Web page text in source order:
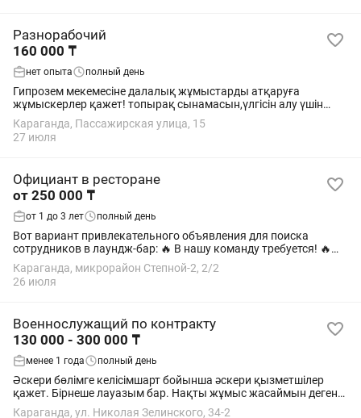
Разнорабочий
160 000 ₸
нет опыта полный день
Гипрозем мекемесіне далалық жұмыстарды атқаруға
жұмыскерлер қажет! топырақ сынамасын,үлгісін алу үшін
командировкаға шығатын жігіттер керек физикалық мықты
жігіттер керек айлық қосымша...
Караганда, Пассажирская улица, 15
27 июля
Официант в ресторане
от 250 000 ₸
от 1 до 3 лет полный день
Вот вариант привлекательного объявления для поиска
сотрудников в лаундж-бар: 🔥 В нашу команду требуется! 🔥
Лаундж-бар приглашает на работу: 🍽 Официанта Грамотная
речь и доброжелательность ...
Караганда, микрорайон Степной-2, 2/2
26 июля
Военнослужащий по контракту
130 000 - 300 000 ₸
менее 1 года полный день
Әскери бөлімге келісімшарт бойынша әскери қызметшілер
қажет. Бірнеше лауазым бар. Нақты жұмыс жасаймын деген
адам номерге хабарлассын. Ер адамдармен қатар әйел
Караганда, ул. Николая Зелинского, 34-2